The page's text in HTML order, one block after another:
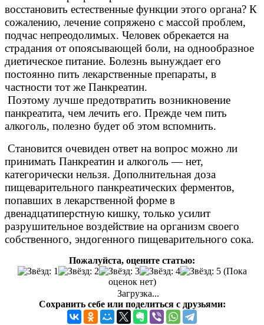
восстановить естественные функции этого органа? К
сожалению, лечение сопряжено с массой проблем,
подчас непреодолимых. Человек обрекается на
страдания от опоясывающей боли, на однообразное
диетическое питание. Болезнь вынуждает его
постоянно пить лекарственные препараты, в
частности тот же Панкреатин.
Поэтому лучше предотвратить возникновение
панкреатита, чем лечить его. Прежде чем пить
алкоголь, полезно будет об этом вспомнить.
Становится очевиден ответ на вопрос можно ли
принимать Панкреатин и алкоголь — нет,
категорически нельзя. Дополнительная доза
пищеварительного панкреатических ферментов,
попавших в лекарственной форме в
двенадцатиперстную кишку, только усилит
разрушительное воздействие на организм своего
собственного, эндогенного пищеварительного сока.
Пожалуйста, оцените статью:
(Пока
оценок нет)
Загрузка...
Сохранить себе или поделиться с друзьями: